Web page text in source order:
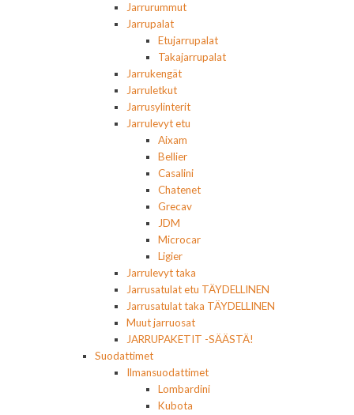
Jarrurummut
Jarrupalat
Etujarrupalat
Takajarrupalat
Jarrukengät
Jarruletkut
Jarrusylinterit
Jarrulevyt etu
Aixam
Bellier
Casalini
Chatenet
Grecav
JDM
Microcar
Ligier
Jarrulevyt taka
Jarrusatulat etu TÄYDELLINEN
Jarrusatulat taka TÄYDELLINEN
Muut jarruosat
JARRUPAKETIT -SÄÄSTÄ!
Suodattimet
Ilmansuodattimet
Lombardini
Kubota